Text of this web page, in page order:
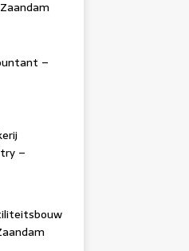
–
–